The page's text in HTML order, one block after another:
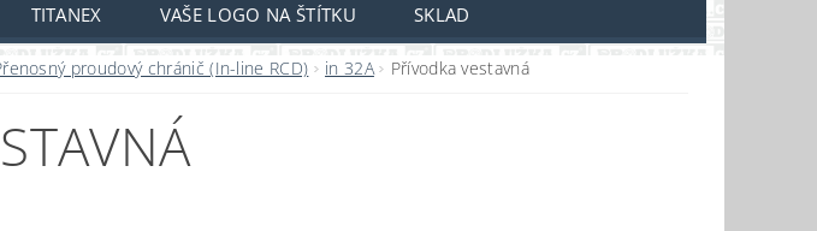
TITANEX VAŠE LOGO NA ŠTÍTKU SKLAD
proudový chránič (In-line RCD) in 32A Přívodka vestavná